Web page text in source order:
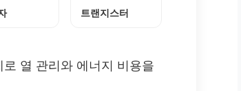
트랜지스터
열 관리와 에너지 비용을